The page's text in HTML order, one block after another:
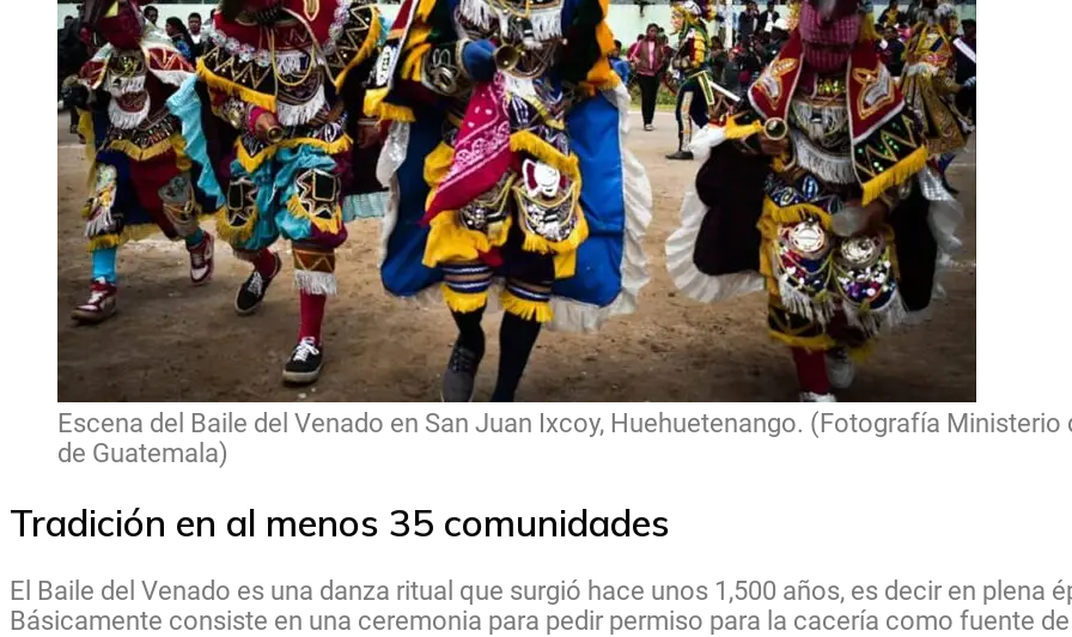
Escena del Baile del Venado en San Juan Ixcoy, Huehuetenango. (Fotografía Ministerio
de Guatemala)
Tradición en al menos 35 comunidades
El Baile del Venado es una danza ritual que surgió hace unos 1,500 años, es decir en plena
Básicamente consiste en una ceremonia para pedir permiso para la cacería como fuente